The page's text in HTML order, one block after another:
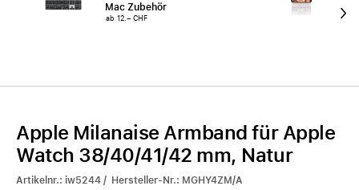
Mac Zubehör
ab 12.– CHF ab
Apple Milanaise Armband für Apple
Watch 38/40/41/42 mm, Natur
Artikelnr.: iw5244 / Hersteller-Nr.: MGHY4ZM/A